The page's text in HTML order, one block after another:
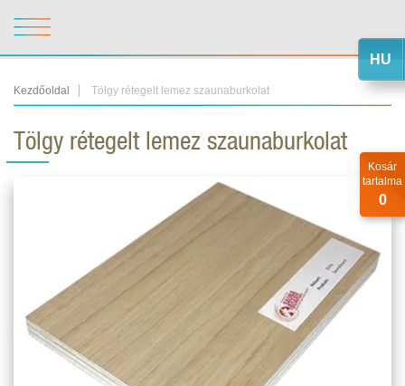
Kezdőoldal Tölgy rétegelt lemez szaunaburkolat
Tölgy rétegelt lemez szaunaburkolat
HU
Kosár
tartalma
0